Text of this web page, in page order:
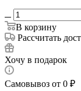
В корзину
Рассчитать
Хочу в подарок
Самовывоз от 0 ₽